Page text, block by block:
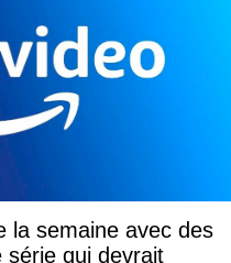
la semaine avec des
série qui devrait